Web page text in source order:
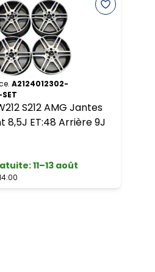
A2124012302-
S212 AMG Jantes
8,5J ET:48 Arrière 9J
:11–13 août